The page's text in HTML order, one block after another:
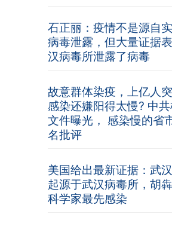
石正丽：疫情不是源自
病毒泄露，但大量证据
汉病毒所泄露了病毒
故意群体染疫，上亿人
感染还嫌阳得太慢? 中
文件曝光， 感染慢的省
名批评
美国给出最新证据：武
起源于武汉病毒所，胡
科学家最先感染